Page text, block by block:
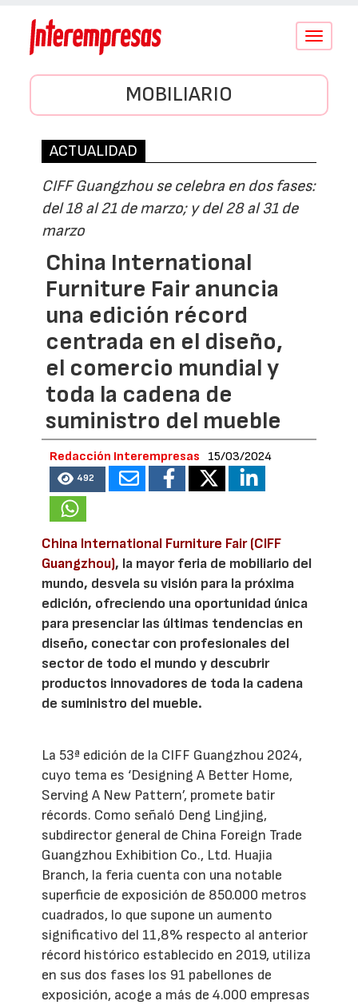
Conmutar
MOBILIARIO
ACTUALIDAD
CIFF Guangzhou se celebra en dos fases:
del 18 al 21 de marzo; y del 28 al 31 de
marzo
China International
Furniture Fair anuncia
una edición récord
centrada en el diseño,
el comercio mundial y
toda la cadena de
suministro del mueble
Redacción Interempresas 15/03/2024
492
China International Furniture Fair (CIFF
Guangzhou), la mayor feria de mobiliario del
mundo, desvela su visión para la próxima
edición, ofreciendo una oportunidad única
para presenciar las últimas tendencias en
diseño, conectar con profesionales del
sector de todo el mundo y descubrir
productos innovadores de toda la cadena
de suministro del mueble.
La 53ª edición de la CIFF Guangzhou 2024,
cuyo tema es ‘Designing A Better Home,
Serving A New Pattern’, promete batir
récords. Como señaló Deng Lingjing,
subdirector general de China Foreign Trade
Guangzhou Exhibition Co., Ltd. Huajia
Branch, la feria cuenta con una notable
superficie de exposición de 850.000 metros
cuadrados, lo que supone un aumento
significativo del 11,8% respecto al anterior
récord histórico establecido en 2019, utiliza
en sus dos fases los 91 pabellones de
exposición, acoge a más de 4.000 empresas